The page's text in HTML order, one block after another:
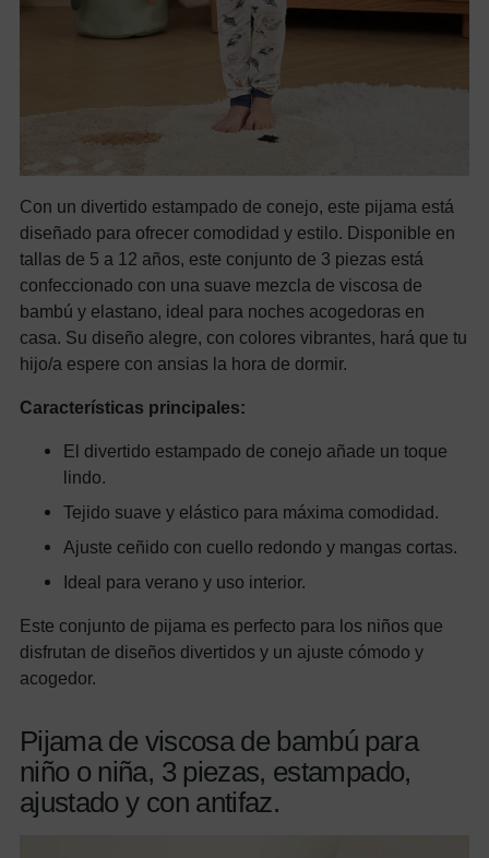
Con un divertido estampado de conejo, este pijama está
diseñado para ofrecer comodidad y estilo. Disponible en
tallas de 5 a 12 años, este conjunto de 3 piezas está
confeccionado con una suave mezcla de viscosa de
bambú y elastano, ideal para noches acogedoras en
casa. Su diseño alegre, con colores vibrantes, hará que tu
hijo/a espere con ansias la hora de dormir.
Características principales:
El divertido estampado de conejo añade un toque
lindo.
Tejido suave y elástico para máxima comodidad.
Ajuste ceñido con cuello redondo y mangas cortas.
Ideal para verano y uso interior.
Este conjunto de pijama es perfecto para los niños que
disfrutan de diseños divertidos y un ajuste cómodo y
acogedor.
Pijama de viscosa de bambú para
niño o niña, 3 piezas, estampado,
ajustado y con antifaz.